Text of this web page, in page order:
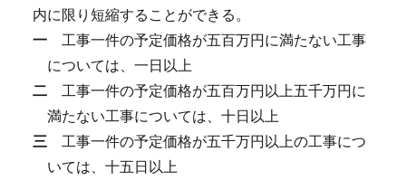
内に限り短縮することができる。
一 工事一件の予定価格が五百万円に満たない工事
については、一日以上
二 工事一件の予定価格が五百万円以上五千万円に
満たない工事については、十日以上
三 工事一件の予定価格が五千万円以上の工事につ
いては、十五日以上